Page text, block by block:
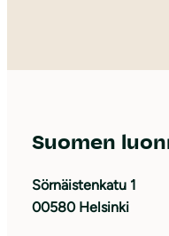
Suomen
Sörnäistenkatu 1
00580 Helsinki